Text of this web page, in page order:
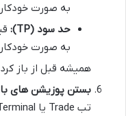
به صورت
حد سود (TP):
به صورت
همیشه قبل از باز
بستن پوزیشن های